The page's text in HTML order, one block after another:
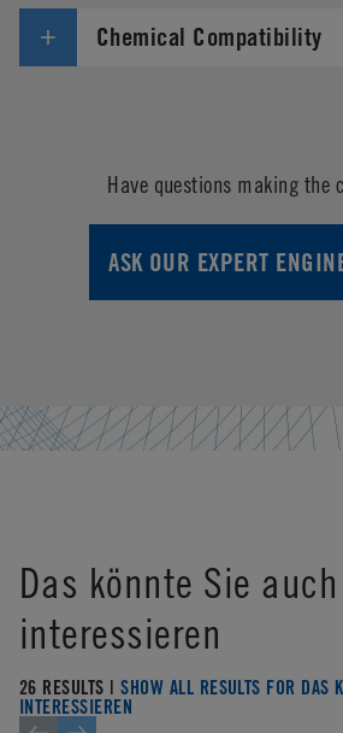
Chemical Compatibility
Have questions making the
ASK OUR EXPERT
Das könnte Sie auch
interessieren
26 RESULTS |SHOW ALL RESULTS FOR DAS
INTERESSIEREN